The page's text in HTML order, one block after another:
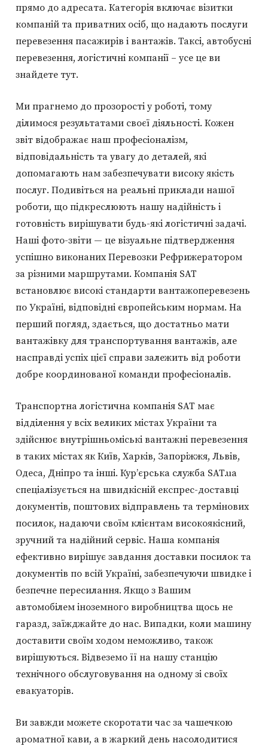
прямо до адресата. Категорія включає візитки
компаній та приватних осіб, що надають послуги
перевезення пасажирів і вантажів. Таксі, автобусні
перевезення, логістичні компанії – усе це ви
знайдете тут.
Ми прагнемо до прозорості у роботі, тому
ділимося результатами своєї діяльності. Кожен
звіт відображає наш професіоналізм,
відповідальність та увагу до деталей, які
допомагають нам забезпечувати високу якість
послуг. Подивіться на реальні приклади нашої
роботи, що підкреслюють нашу надійність і
готовність вирішувати будь-які логістичні задачі.
Наші фото-звіти — це візуальне підтвердження
успішно виконаних Перевозки Рефрижератором
за різними маршрутами. Компанія SAT
встановлює високі стандарти вантажоперевезень
по Україні, відповідні європейським нормам. На
перший погляд, здається, що достатньо мати
вантажівку для транспортування вантажів, але
насправді успіх цієї справи залежить від роботи
добре координованої команди професіоналів.
Транспортна логістична компанія SAT має
відділення у всіх великих містах України та
здійснює внутрішньоміські вантажні перевезення
в таких містах як Київ, Харків, Запоріжжя, Львів,
Одеса, Дніпро та інші. Кур’єрська служба SAT.ua
спеціалізується на швидкісній експрес-доставці
документів, поштових відправлень та термінових
посилок, надаючи своїм клієнтам високоякісний,
зручний та надійний сервіс. Наша компанія
ефективно вирішує завдання доставки посилок та
документів по всій Україні, забезпечуючи швидке і
безпечне пересилання. Якщо з Вашим
автомобілем іноземного виробництва щось не
гаразд, заїжджайте до нас. Випадки, коли машину
доставити своїм ходом неможливо, також
вирішуються. Відвеземо її на нашу станцію
технічного обслуговування на одному зі своїх
евакуаторів.
Ви завжди можете скоротати час за чашечкою
ароматної кави, а в жаркий день насолодитися